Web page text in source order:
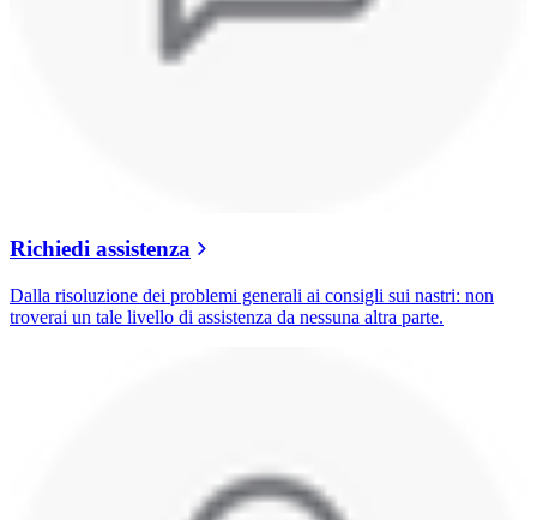
Richiedi assistenza
Dalla risoluzione dei problemi generali ai consigli sui nastri: non
troverai un tale livello di assistenza da nessuna altra parte.